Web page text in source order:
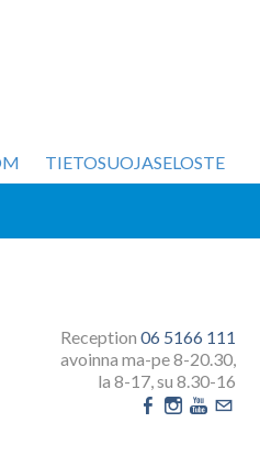
TIETOSUOJASELOSTE
Reception 06 5166 111
avoinna ma-pe 8-20.30,
la 8-17, su 8.30-16